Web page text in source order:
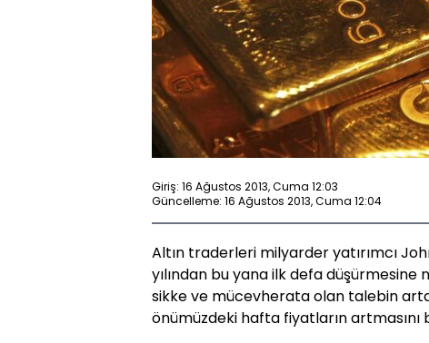
Giriş: 16 Ağustos 2013, Cuma 12:03
Güncelleme: 16 Ağustos 2013, Cuma 12:04
Altın traderleri milyarder yatırımcı
yılından bu yana ilk defa
sikke ve mücevherata olan talebin
önümüzdeki hafta fiyatların artmasını